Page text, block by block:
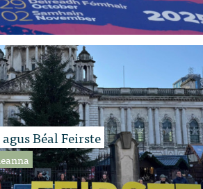
Béal Feirste